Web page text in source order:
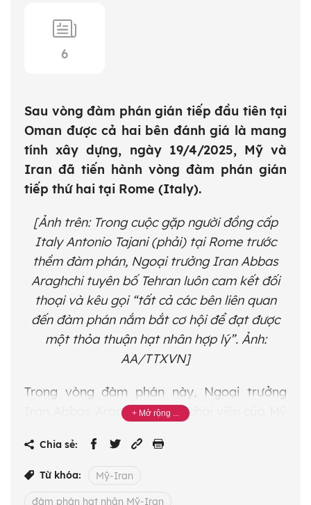
6
Sau vòng đàm phán gián tiếp đầu tiên tại
Oman được cả hai bên đánh giá là mang
tính xây dựng, ngày 19/4/2025, Mỹ và
Iran đã tiến hành vòng đàm phán gián
tiếp thứ hai tại Rome (Italy).
[Ảnh trên: Trong cuộc gặp người đồng cấp
Italy Antonio Tajani (phải) tại Rome trước
thềm đàm phán, Ngoại trưởng Iran Abbas
Araghchi tuyên bố Tehran luôn cam kết đối
thoại và kêu gọi “tất cả các bên liên quan
đến đàm phán nắm bắt cơ hội để đạt được
một thỏa thuận hạt nhân hợp lý”. Ảnh:
AA/TTXVN]
Trong vòng đàm phán này, Ngoại trưởng
Iran Abbas Araqchi và đặc phái viên của Mỹ
tiếp thông qua một quan chức Oman làm
trung gian. Sau cuộc gặp kéo dài hơn 4 giờ,
Chia sẻ:
Từ khóa: Mỹ-Iran
đàm phán hạt nhân Mỹ-Iran